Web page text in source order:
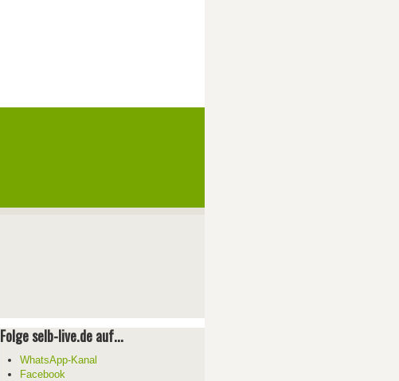
Folge selb-live.de auf...
WhatsApp-Kanal
Facebook